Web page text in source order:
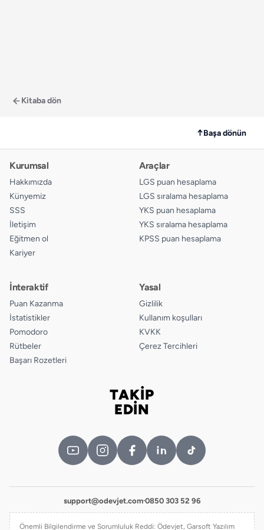
Kitaba dön
↑Başa dönün
Kurumsal
Hakkımızda
Künyemiz
SSS
İletişim
Eğitmen ol
Kariyer
Araçlar
LGS puan hesaplama
LGS sıralama hesaplama
YKS puan hesaplama
YKS sıralama hesaplama
KPSS puan hesaplama
İnteraktif
Puan Kazanma
İstatistikler
Pomodoro
Rütbeler
Başarı Rozetleri
Yasal
Gizlilik
Kullanım koşulları
KVKK
Çerez Tercihleri
TAKİP
EDİN
support@odevjet.com·0850 303 52 96
Önemli Bilgilendirme ve Sorumluluk Reddi: Ödevjet, Garsoft Yazılım